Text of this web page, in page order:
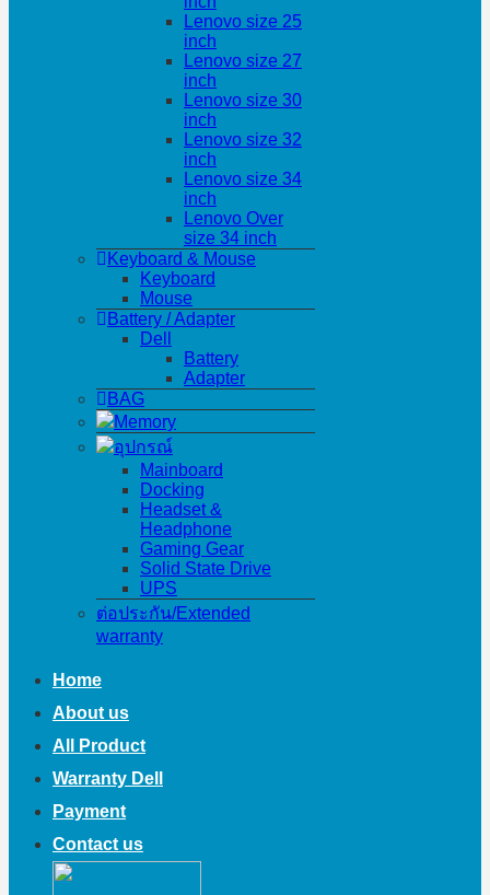
Lenovo size 25
inch
Lenovo size 27
inch
Lenovo size 30
inch
Lenovo size 32
inch
Lenovo size 34
inch
Lenovo Over
size 34 inch
Keyboard & Mouse
Keyboard
Mouse
Battery / Adapter
Dell
Battery
Adapter
BAG
Memory
อุปกรณ์
Mainboard
Docking
Headset &
Headphone
Gaming Gear
Solid State Drive
UPS
ต่อประกัน/Extended
warranty
Home
About us
All Product
Warranty Dell
Payment
Contact us